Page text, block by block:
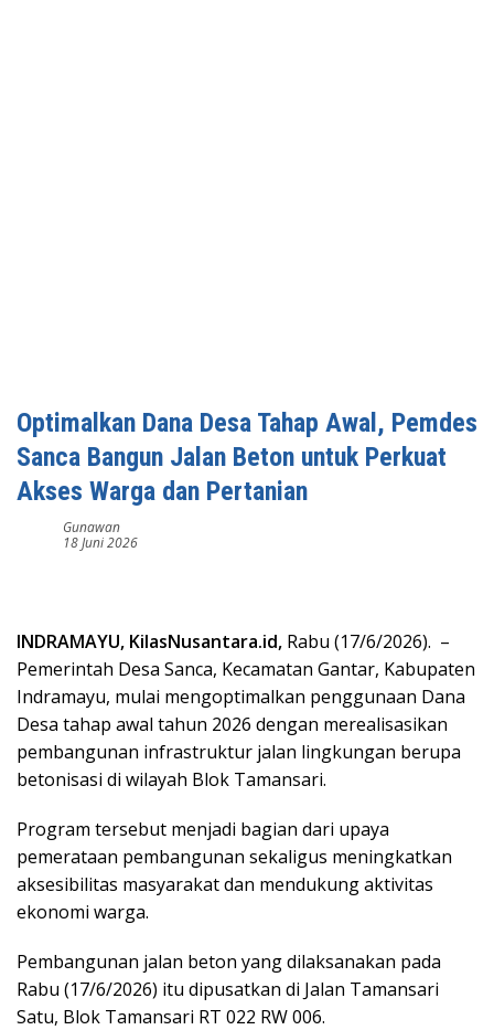
‎Optimalkan Dana Desa Tahap Awal, Pemdes
Sanca Bangun Jalan Beton untuk Perkuat
Akses Warga dan Pertanian
Gunawan
18 Juni 2026
INDRAMAYU, KilasNusantara.id, Rabu (17/6/2026). –
Pemerintah Desa Sanca, Kecamatan Gantar, Kabupaten
Indramayu, mulai mengoptimalkan penggunaan Dana
Desa tahap awal tahun 2026 dengan merealisasikan
pembangunan infrastruktur jalan lingkungan berupa
betonisasi di wilayah Blok Tamansari.
Program tersebut menjadi bagian dari upaya
pemerataan pembangunan sekaligus meningkatkan
aksesibilitas masyarakat dan mendukung aktivitas
ekonomi warga.
‎Pembangunan jalan beton yang dilaksanakan pada
Rabu (17/6/2026) itu dipusatkan di Jalan Tamansari
Satu, Blok Tamansari RT 022 RW 006.